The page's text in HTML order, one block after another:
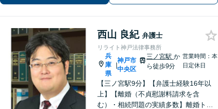
題：豊富な遺産相続実績と信頼される
解決力」
西山 良紀 弁護士
リライト神戸法律事務所
兵
庫
県
|
神戸市
中央区
三ノ宮駅か
ら徒歩9分
営業時間：本
日定休日
【三ノ宮駅9分】【弁護士経験16年以
上】【離婚（不貞慰謝料請求を含
む）・相続問題の実績多数】離婚トラ